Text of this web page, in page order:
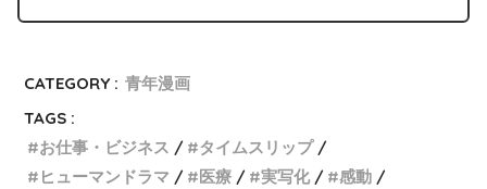
CATEGORY : 青年漫画
TAGS :
お仕事・ビジネス
タイムスリップ
ヒューマンドラマ
医療 実写化
感動